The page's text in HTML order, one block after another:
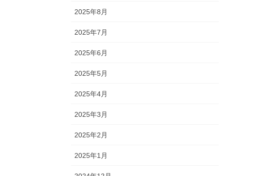
2025年8月
2025年7月
2025年6月
2025年5月
2025年4月
2025年3月
2025年2月
2025年1月